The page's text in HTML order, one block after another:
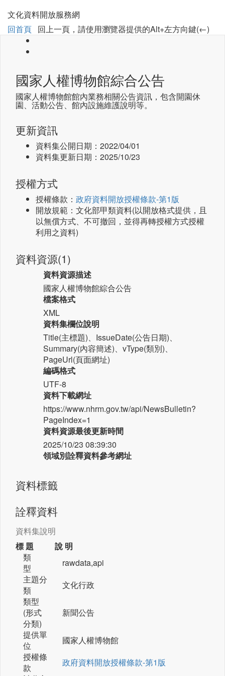
文化資料開放服務網
回首頁 回上一頁，請使用瀏覽器提供的Alt+左方向鍵(←)
國家人權博物館綜合公告
國家人權博物館館內業務相關公告資訊，包含開園休
園、活動公告、館內設施維護說明等。
更新資訊
資料集公開日期： 2022/04/01
資料集更新日期： 2025/10/23
授權方式
授權條款： 政府資料開放授權條款-第1版
開放規範：文化部甲類資料(以開放格式提供，且
以無償方式、不可撤回，並得再轉授權方式授權
利用之資料)
資料資源(1)
資料資源描述
國家人權博物館綜合公告
檔案格式
XML
資料集欄位說明
Title(主標題)、IssueDate(公告日期)、
Summary(內容簡述)、vType(類別)、
PageUrl(頁面網址)
編碼格式
UTF-8
資料下載網址
https://www.nhrm.gov.tw/api/NewsBulletin?
PageIndex=1
資料資源最後更新時間
2025/10/23 08:39:30
領域別詮釋資料參考網址
資料標籤
詮釋資料
資料集說明
標 題
說 明
類
型
rawdata,api
主題分
類
文化行政
類型
(形式
分類)
新聞公告
提供單
位
國家人權博物館
授權條
款
政府資料開放授權條款-第1版